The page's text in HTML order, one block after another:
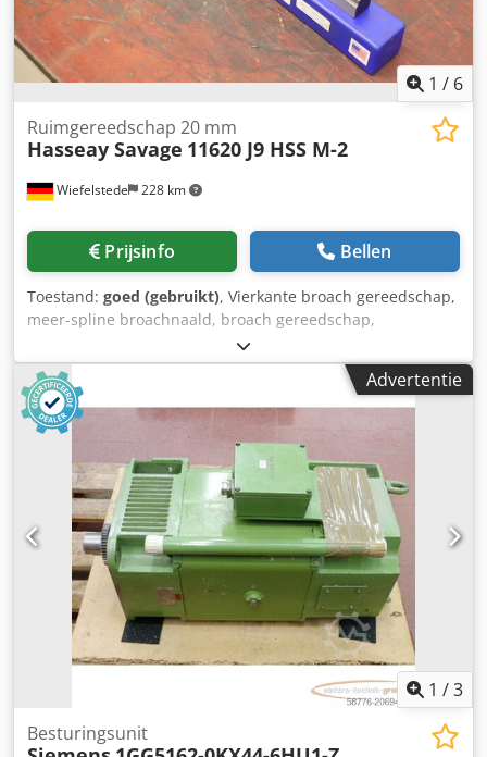
1 / 6
Wiefelstede 228 km
Ruimgereedschap 20 mm
Hasseay Savage 11620 J9 HSS M-2
Prijsinfo Bellen
Toestand: goed (gebruikt), Vierkante broach gereedschap,
meer-spline broachnaald, broach gereedschap,
broachnaald, groefgereedschap, groefstootgereedschap,
stootbroachnaald, sleufstootbroachnaald - Fabrikant: HS
Hasseay Savage, broachnaald - Type: 11620 J9 HSS M-2 -
Sleufbreedte: 20 mm - Aantal: 1 stuk beschikbaar Csdjwt N
E Aopfx Abusha - Afmeting doos: 495/50/H50 mm -
Gewicht: 2,8 kg
Advertentie
1 /3
Besturingsunit